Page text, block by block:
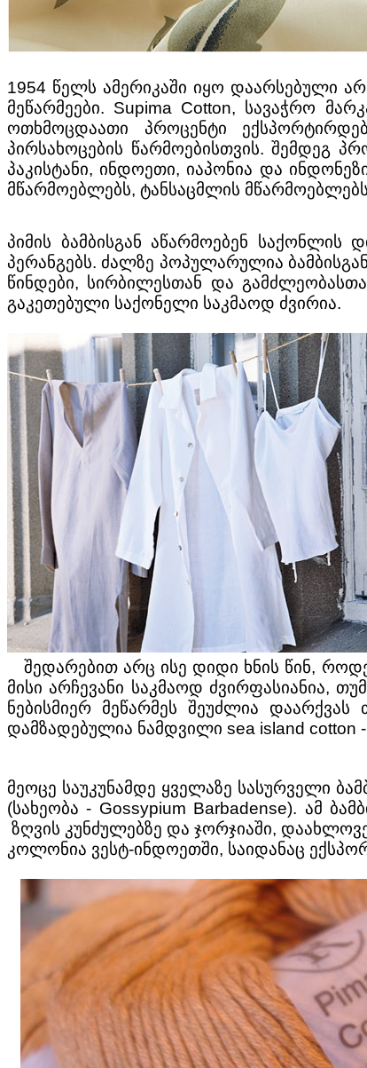
1954 წელს ამერიკაში იყო დაარსებული
მეწარმეები. Supima Cotton, სავაჭრო
ოთხმოცდაათი პროცენტი
პირსახოცების წარმოებისთვის. შემდეგ
პაკისტანი, ინდოეთი, იაპონია და
მწარმოებლებს, ტანსაცმლის
პიმის ბამბისგან აწარმოებენ
პერანგებს. ძალზე პოპულარულია
წინდები, სირბილესთან და
გაკეთებული საქონელი საკმაოდ ძვირია.
შედარებით არც ისე დიდი ხნის წინ,
მისი არჩევანი საკმაოდ ძვირფასიანია,
ნებისმიერ მეწარმეს შეუძლია
დამზადებულია ნამდვილი sea island cotton -
მეოცე საუკუნამდე ყველაზე სასურველი
(სახეობა - Gossypium Barbadense). ამ
ზღვის კუნძულებზე და ჯორჯიაში,
კოლონია ვესტ-ინდოეთში, საიდანაც